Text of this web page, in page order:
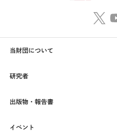
当財団について
研究者
出版物・報告書
イベント